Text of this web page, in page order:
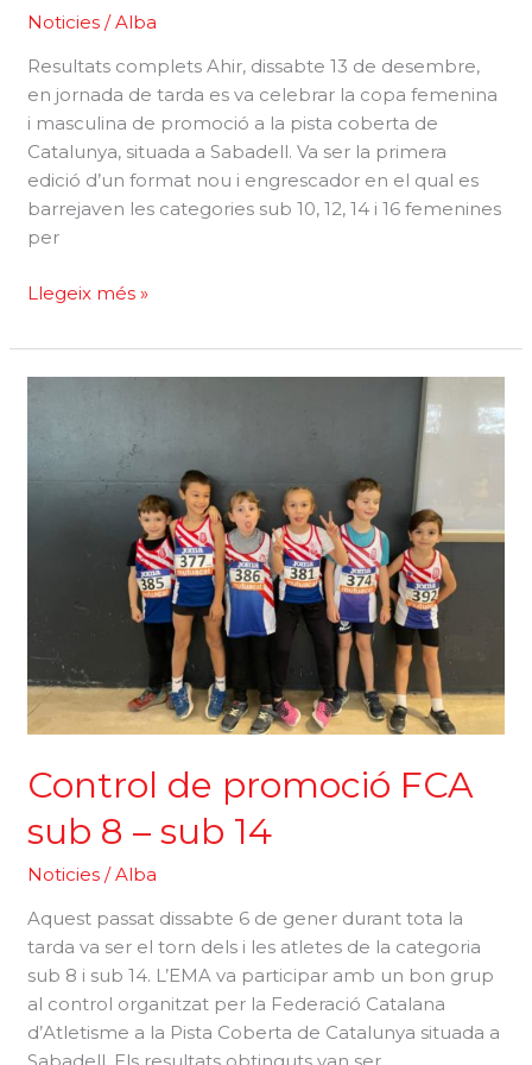
Noticies /Alba
Resultats complets Ahir, dissabte 13 de desembre,
en jornada de tarda es va celebrar la copa femenina
i masculina de promoció a la pista coberta de
Catalunya, situada a Sabadell. Va ser la primera
edició d’un format nou i engrescador en el qual es
barrejaven les categories sub 10, 12, 14 i 16 femenines
per
Copa
i
masculina
promoció
Llegeix més »
Control de promoció FCA
sub 8 – sub 14
Noticies /Alba
Aquest passat dissabte 6 de gener durant tota la
tarda va ser el torn dels i les atletes de la categoria
sub 8 i sub 14. L’EMA va participar amb un bon grup
al control organitzat per la Federació Catalana
d’Atletisme a la Pista Coberta de Catalunya situada a